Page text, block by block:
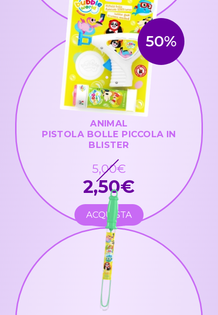
ACQUISTA
50%
ANIMAL
PISTOLA BOLLE PICCOLA IN
BLISTER
5,00€
2,50€
ACQUISTA